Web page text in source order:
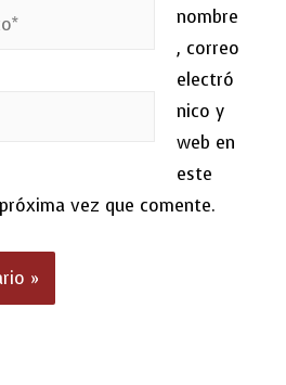
nombre
, correo
electró
nico y
web en
este
vez que comente.